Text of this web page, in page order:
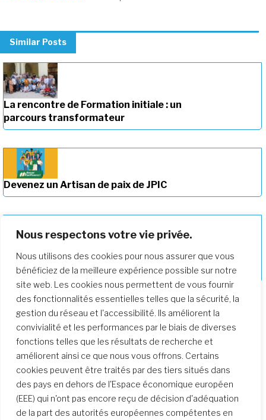
Nous respectons votre vie privée.
Nous utilisons des cookies pour nous assurer que vous
bénéficiez de la meilleure expérience possible sur notre
site web. Les cookies nous permettent de vous fournir
des fonctionnalités essentielles telles que la sécurité, la
gestion du réseau et l'accessibilité. Ils améliorent la
convivialité et les performances par le biais de diverses
fonctions telles que les résultats de recherche et
améliorent ainsi ce que nous vous offrons. Certains
cookies peuvent être traités par des tiers situés dans
des pays en dehors de l'Espace économique européen
(EEE) qui n'ont pas encore reçu de décision d'adéquation
de la part des autorités européennes compétentes en
Similar Posts
La rencontre de Formation initiale : un
parcours transformateur
Devenez un Artisan de paix de JPIC
Approfondir notre parcours de
formation